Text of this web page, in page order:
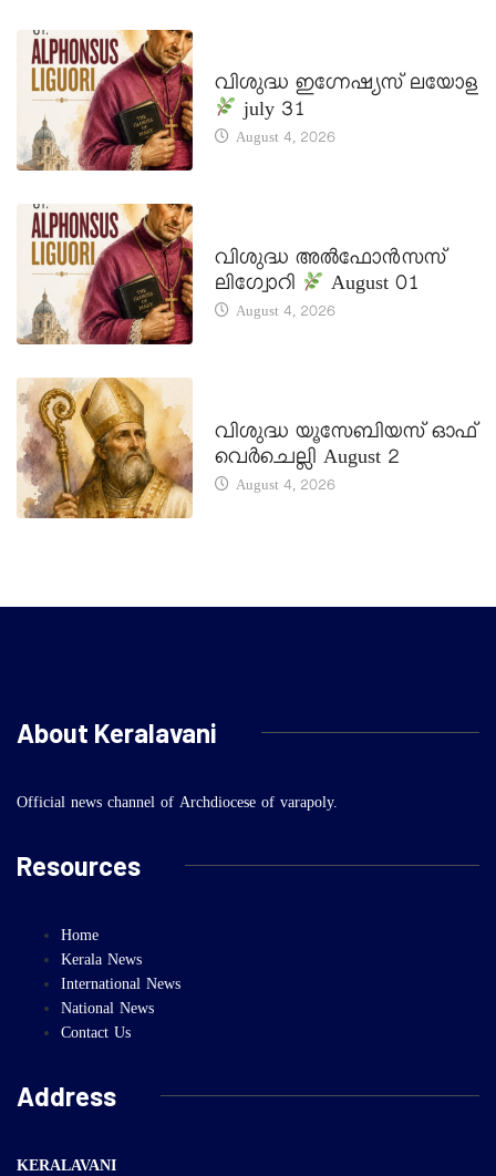
വിശുദ്ധ ഇഗ്നേഷ്യസ് ലയോള
july 31
August 4, 2026
വിശുദ്ധ അൽഫോൻസസ്
ലിഗ്വോറി
August 01
August 4, 2026
വിശുദ്ധ യൂസേബിയസ് ഓഫ്
വെർചെല്ലി August 2
August 4, 2026
About Keralavani
Official news channel of Archdiocese of varapoly.
Resources
Home
Kerala News
International News
National News
Contact Us
Address
KERALAVANI